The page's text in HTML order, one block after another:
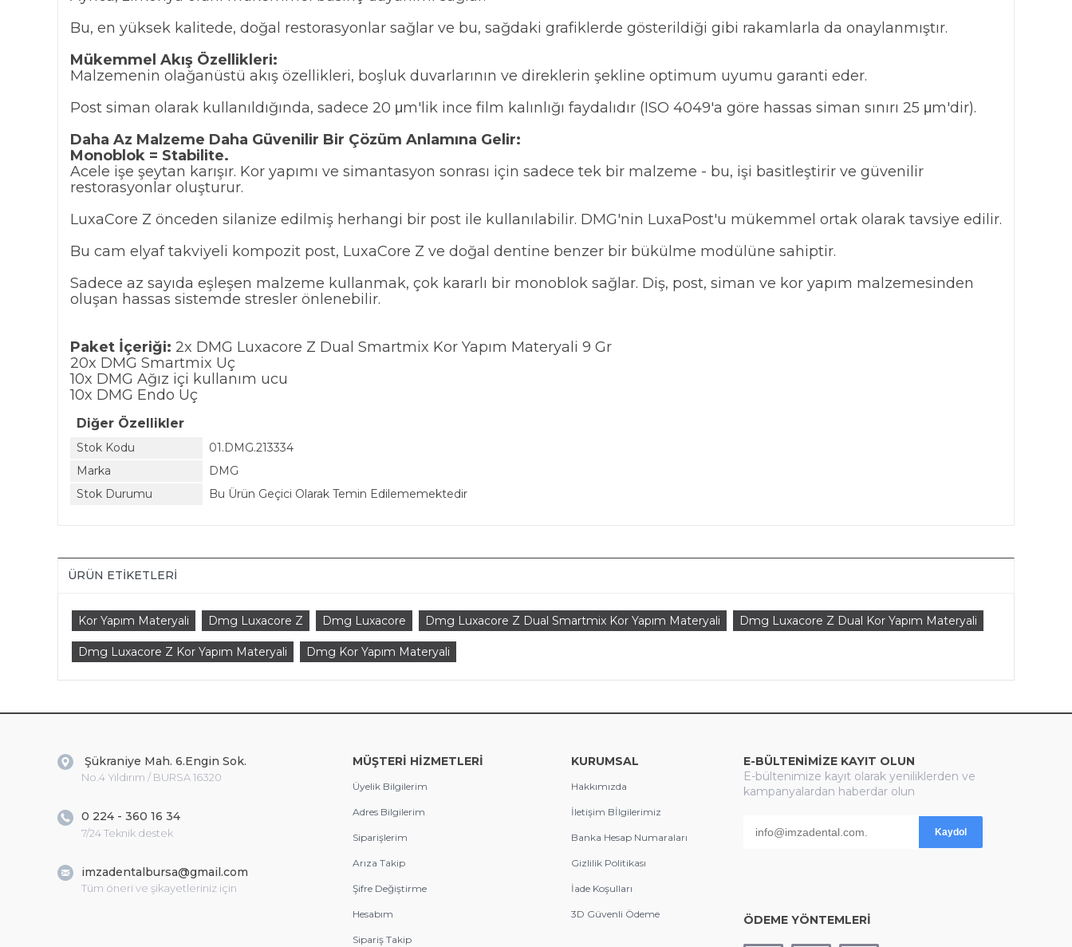
Bu, en yüksek kalitede, doğal restorasyonlar sağlar ve bu, sağdaki grafiklerde gösterildiği gibi rakamlarla da onaylanmıştır.
Mükemmel Akış Özellikleri:
Malzemenin olağanüstü akış özellikleri, boşluk duvarlarının ve direklerin şekline optimum uyumu garanti eder.
Post siman olarak kullanıldığında, sadece 20 μm'lik ince film kalınlığı faydalıdır (ISO 4049'a göre hassas siman sınırı 25 μm'dir).
Daha Az Malzeme Daha Güvenilir Bir Çözüm Anlamına Gelir:
Monoblok = Stabilite.
Acele işe şeytan karışır. Kor yapımı ve simantasyon sonrası için sadece tek bir malzeme - bu, işi basitleştirir ve güvenilir
restorasyonlar oluşturur.
LuxaCore Z önceden silanize edilmiş herhangi bir post ile kullanılabilir. DMG'nin LuxaPost'u mükemmel ortak olarak tavsiye edilir.
Bu cam elyaf takviyeli kompozit post, LuxaCore Z ve doğal dentine benzer bir bükülme modülüne sahiptir.
Sadece az sayıda eşleşen malzeme kullanmak, çok kararlı bir monoblok sağlar. Diş, post, siman ve kor yapım malzemesinden
oluşan hassas sistemde stresler önlenebilir.
Paket İçeriği: 2x DMG Luxacore Z Dual Smartmix Kor Yapım Materyali 9 Gr
20x DMG Smartmix Uç
10x DMG Ağız içi kullanım ucu
10x DMG Endo Uç
Diğer Özellikler
Stok Kodu
01.DMG.213334
Marka
DMG
Stok Durumu
Bu Ürün Geçici Olarak Temin Edilememektedir
ÜRÜN ETIKETLERI
Kor Yapım Materyali Dmg Luxacore Z Dmg Luxacore Dmg Luxacore Z Dual Smartmix Kor Yapım Materyali Dmg Luxacore Z Dual Kor Yapım Materyali
Dmg Luxacore Z Kor Yapım Materyali Dmg Kor Yapım Materyali
Şükraniye Mah. 6.Engin Sok.
No.4 Yıldırım / BURSA 16320
0 224 - 360 16 34
7/24 Teknik destek
imzadentalbursa@gmail.com
Tüm öneri ve şikayetleriniz için
MÜŞTERİ HİZMETLERİ
Üyelik Bilgilerim
Adres Bilgilerim
Siparişlerim
Arıza Takip
Şifre Değiştirme
Hesabım
Sipariş Takip
KURUMSAL
Hakkımızda
İletişim Bİlgilerimiz
Banka Hesap Numaraları
Gizlilik Politikası
İade Koşulları
3D Güvenli Ödeme
E-BÜLTENİMİZE KAYIT OLUN
E-bültenimize kayıt olarak yeniliklerden ve
kampanyalardan haberdar olun
Kaydol
ÖDEME YÖNTEMLERİ